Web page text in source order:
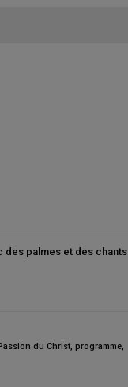
des palmes et des chants
du Christ, programme,